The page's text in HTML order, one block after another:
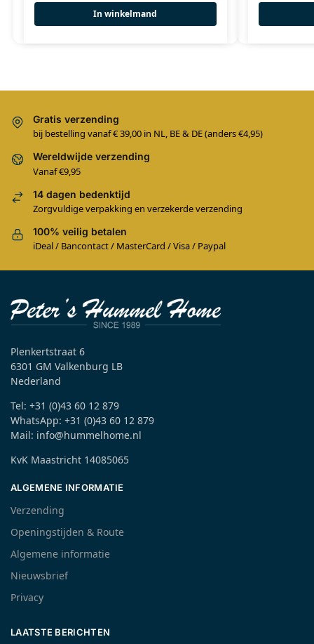
In winkelmand
Gratis verzending
bij bestelling vanaf € 39,00 in NL, BE & DE (anders €4,95)
Wereldwijde verzending
Vanaf €9,95
14 dagen bedenktijd
Zorgvuldige verpakking en verzekerde verzending
100% veilig betalen
iDeal / Bancontact / MasterCard / Visa / Paypal
Plenkertstraat 6
6301 GM Valkenburg LB
Nederland
Tel: +31 (0)43 60 12 879
WhatsApp: +31 (0)43 60 12 879
Mail: info@hummelhome.nl
KvK Maastricht 14085065
ALGEMENE INFORMATIE
Verzending
Openingstijden & Route
Algemene informatie
Nieuwsbrief
Privacy
LAATSTE BERICHTEN